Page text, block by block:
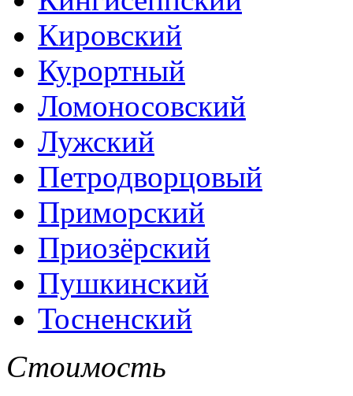
Кировский
Курортный
Ломоносовский
Лужский
Петродворцовый
Приморский
Приозёрский
Пушкинский
Тосненский
Стоимость